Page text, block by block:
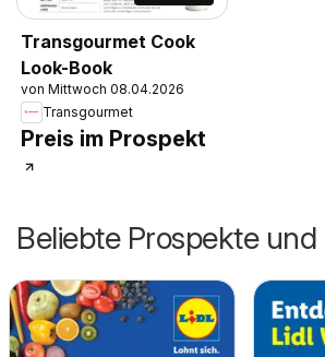
Transgourmet Cook
Look-Book
von Mittwoch 08.04.2026
Transgourmet
Preis im Prospekt
Beliebte Prospekte